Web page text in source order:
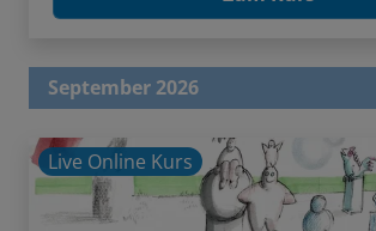
September 2026
Live Online Kurs